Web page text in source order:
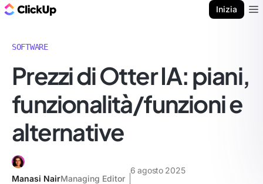
Inizia
SOFTWARE
Prezzi di Otter IA: piani,
funzionalità/funzioni e
alternative
Manasi NairManaging Editor
6 agosto 2025